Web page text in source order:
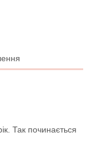
Так починається